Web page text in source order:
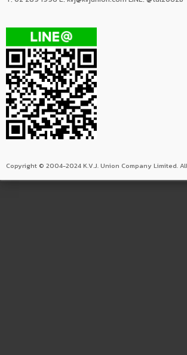
Copyright © 2004-2024 K.V.J. Union Company Limited.